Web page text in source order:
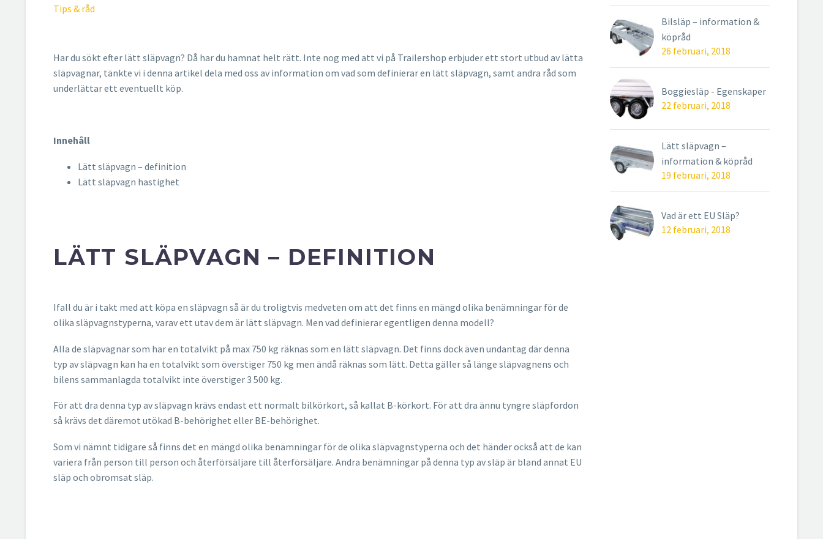
Tips & råd
Har du sökt efter lätt släpvagn? Då har du hamnat helt rätt. Inte nog med att vi på Trailershop erbjuder ett stort utbud av lätta
släpvagnar, tänkte vi i denna artikel dela med oss av information om vad som definierar en lätt släpvagn, samt andra råd som
underlättar ett eventuellt köp.
Innehåll
Lätt släpvagn – definition
Lätt släpvagn hastighet
LÄTT SLÄPVAGN – DEFINITION
Ifall du är i takt med att köpa en släpvagn så är du troligtvis medveten om att det finns en mängd olika benämningar för de
olika släpvagnstyperna, varav ett utav dem är lätt släpvagn. Men vad definierar egentligen denna modell?
Alla de släpvagnar som har en totalvikt på max 750 kg räknas som en lätt släpvagn. Det finns dock även undantag där denna
typ av släpvagn kan ha en totalvikt som överstiger 750 kg men ändå räknas som lätt. Detta gäller så länge släpvagnens och
bilens sammanlagda totalvikt inte överstiger 3 500 kg.
För att dra denna typ av släpvagn krävs endast ett normalt bilkörkort, så kallat B-körkort. För att dra ännu tyngre släpfordon
så krävs det däremot utökad B-behörighet eller BE-behörighet.
Som vi nämnt tidigare så finns det en mängd olika benämningar för de olika släpvagnstyperna och det händer också att de kan
variera från person till person och återförsäljare till återförsäljare. Andra benämningar på denna typ av släp är bland annat EU
släp och obromsat släp.
Bilsläp – information &
köpråd
26 februari, 2018
Boggiesläp - Egenskaper
22 februari, 2018
Lätt släpvagn –
information & köpråd
19 februari, 2018
Vad är ett EU Släp?
12 februari, 2018